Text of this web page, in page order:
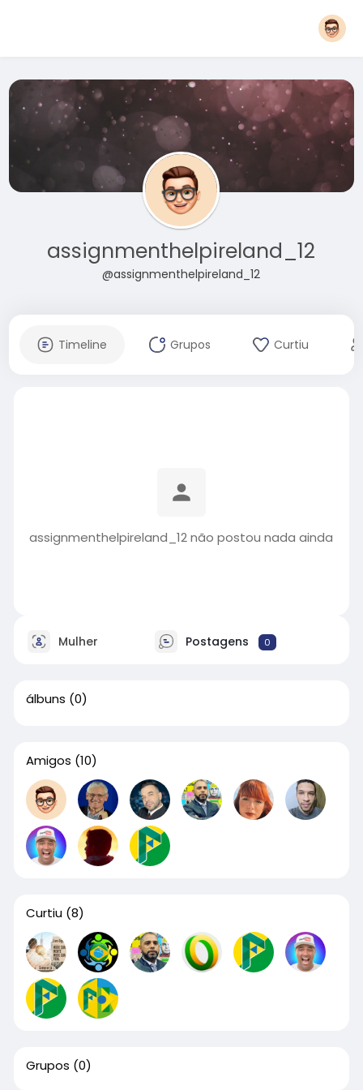
assignmenthelpireland_12
@assignmenthelpireland_12
Timeline Grupos Curtiu
assignmenthelpireland_12 não postou nada ainda
Mulher Postagens 0
álbuns (0)
Amigos (10)
Curtiu (8)
Grupos (0)